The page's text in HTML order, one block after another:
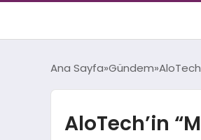
Ana Sayfa Gündem
AloTech’in